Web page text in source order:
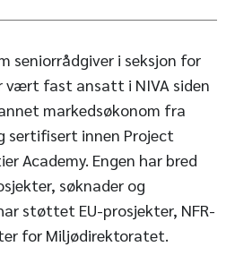
seniorrådgiver i seksjon for
fast ansatt i NIVA siden
markedsøkonom fra
sertifisert innen Project
Academy. Engen har bred
søknader og
støttet EU-prosjekter, NFR-
for Miljødirektoratet.